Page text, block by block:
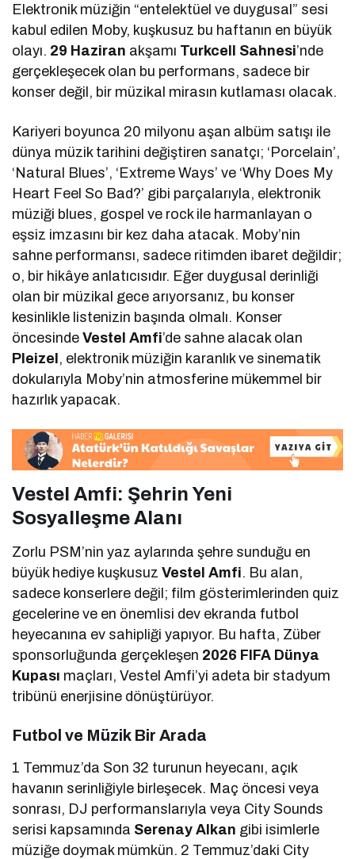
Elektronik müziğin “entelektüel ve duygusal” sesi
kabul edilen Moby, kuşkusuz bu haftanın en büyük
olayı. 29 Haziran akşamı Turkcell Sahnesi’nde
gerçekleşecek olan bu performans, sadece bir
konser değil, bir müzikal mirasın kutlaması olacak.
Kariyeri boyunca 20 milyonu aşan albüm satışı ile
dünya müzik tarihini değiştiren sanatçı; ‘Porcelain’,
‘Natural Blues’, ‘Extreme Ways’ ve ‘Why Does My
Heart Feel So Bad?’ gibi parçalarıyla, elektronik
müziği blues, gospel ve rock ile harmanlayan o
eşsiz imzasını bir kez daha atacak. Moby’nin
sahne performansı, sadece ritimden ibaret değildir;
o, bir hikâye anlatıcısıdır. Eğer duygusal derinliği
olan bir müzikal gece arıyorsanız, bu konser
kesinlikle listenizin başında olmalı. Konser
öncesindeVestel Amfi’de sahne alacak olan
Pleizel, elektronik müziğin karanlık ve sinematik
dokularıyla Moby’nin atmosferine mükemmel bir
hazırlık yapacak.
Vestel Amfi: Şehrin Yeni
Sosyalleşme Alanı
Zorlu PSM’nin yaz aylarında şehre sunduğu en
büyük hediye kuşkusuzVestel Amfi. Bu alan,
sadece konserlere değil; film gösterimlerinden quiz
gecelerine ve en önemlisi dev ekranda futbol
heyecanına ev sahipliği yapıyor. Bu hafta, Züber
sponsorluğunda gerçekleşen 2026 FIFA Dünya
Kupası maçları, Vestel Amfi’yi adeta bir stadyum
tribünü enerjisine dönüştürüyor.
Futbol ve Müzik Bir Arada
1 Temmuz’da Son 32 turunun heyecanı, açık
havanın serinliğiyle birleşecek. Maç öncesi veya
sonrası, DJ performanslarıyla veya City Sounds
serisi kapsamında Serenay Alkan gibi isimlerle
müziğe doymak mümkün. 2 Temmuz’daki City